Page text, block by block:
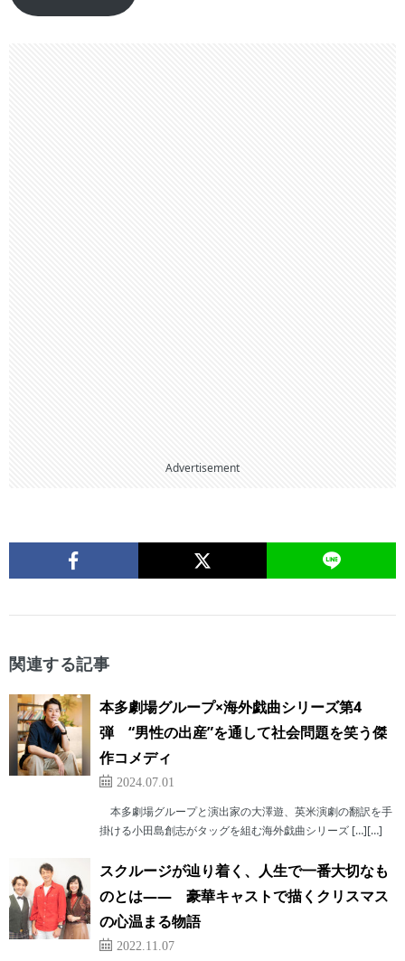
Advertisement
関連する記事
本多劇場グループ×海外戯曲シリーズ第4
弾 “男性の出産”を通して社会問題を笑う傑
作コメディ
2024.07.01
本多劇場グループと演出家の大澤遊、英米演劇の翻訳を手
掛ける小田島創志がタッグを組む海外戯曲シリーズ […][…]
スクルージが辿り着く、人生で一番大切なも
のとは―― 豪華キャストで描くクリスマス
の心温まる物語
2022.11.07